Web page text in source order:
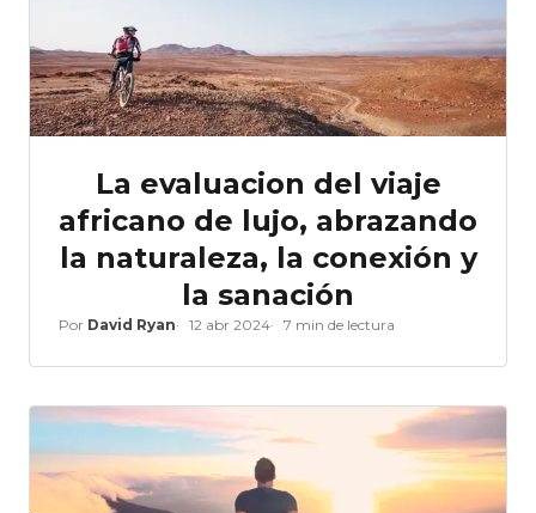
La evaluacion del viaje
africano de lujo, abrazando
la naturaleza, la conexión y
la sanación
Por David Ryan 12 abr 2024 7 min de lectura